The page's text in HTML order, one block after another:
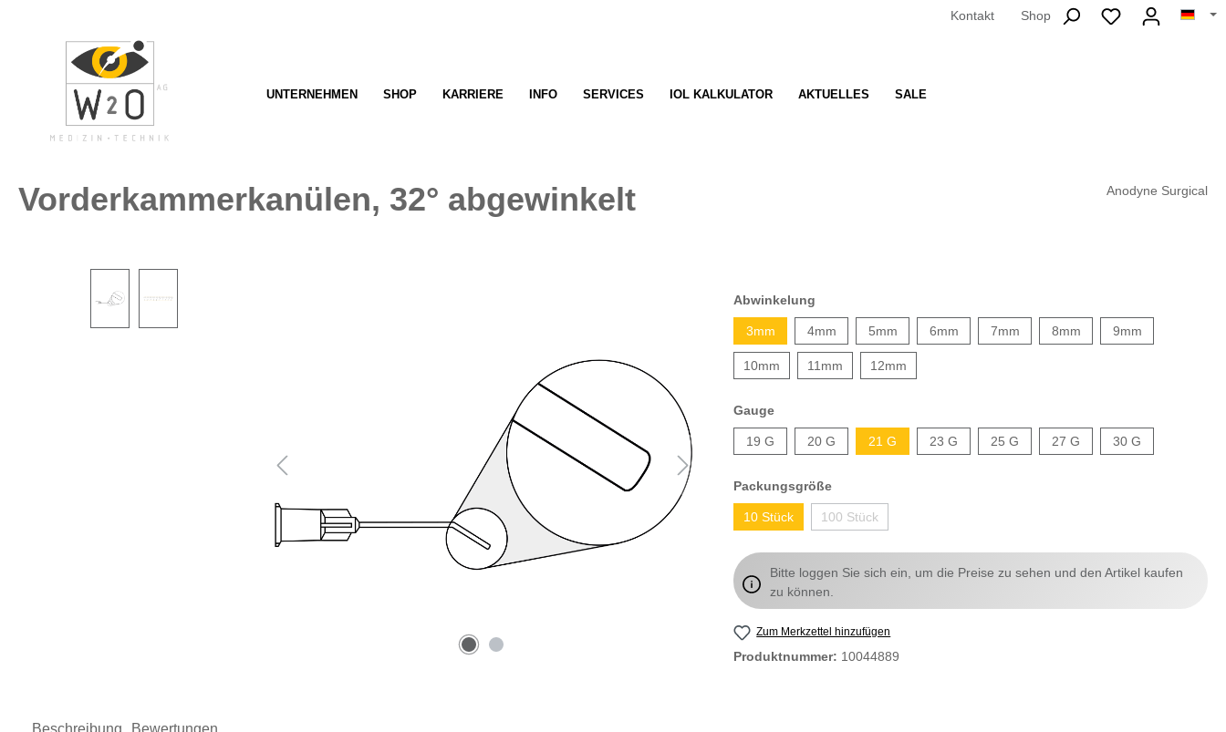
Kontakt Shop
UNTERNEHMEN SHOP KARRIERE INFO SERVICES IOL KALKULATOR AKTUELLES SALE
Vorderkammerkanülen, 32° abgewinkelt Anodyne Surgical
Abwinkelung
3mm 4mm 5mm 6mm 7mm 8mm 9mm
10mm 11mm 12mm
Gauge
19 G 20 G 21 G 23 G 25 G 27 G 30 G
Packungsgröße
10 Stück 100 Stück
Bitte loggen Sie sich ein, um die Preise zu sehen und den Artikel kaufen
zu können.
Zum Merkzettel hinzufügen
Produktnummer: 10044889
Beschreibung Bewertungen